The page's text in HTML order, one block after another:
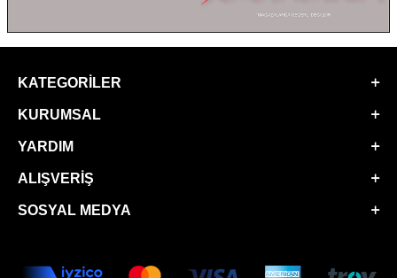
KATEGORILER
KURUMSAL
YARDIM
ALIŞVERIŞ
SOSYAL MEDYA